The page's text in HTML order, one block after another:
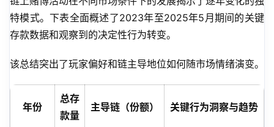
特模式。下表全面概述了2023年至2025年5月期间的关键
存款数据和观察到的决定性行为转变。
该总结突出了玩家偏好和链主导地位如何随市场情绪演变。
年份
总存
款量
主导链（份额） 关键行为洞察与趋势